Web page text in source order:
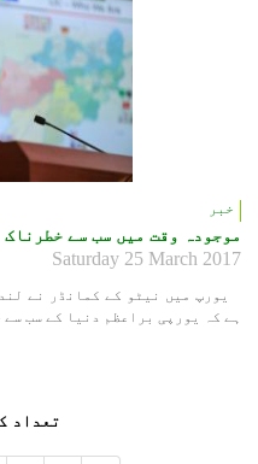
خبر
موجودہ وقت میں سب سے خطرناک
Saturday 25 March 2017
یورپ میں نیٹو کے کمانڈر نے
ہے کہ یورپی براعظم دنیا کے سب سے
تعداد